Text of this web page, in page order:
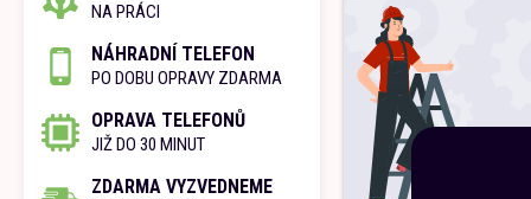
NA PRÁCI
NÁHRADNÍ TELEFON
PO DOBU OPRAVY ZDARMA
OPRAVA TELEFONŮ
JIŽ DO 30 MINUT
ZDARMA VYZVEDNEME